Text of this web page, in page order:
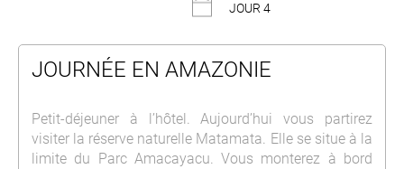
JOUR 4
JOURNÉE EN AMAZONIE
Petit-déjeuner à l’hôtel. Aujourd’hui vous partirez
visiter la réserve naturelle Matamata. Elle se situe à la
limite du Parc Amacayacu. Vous monterez à bord